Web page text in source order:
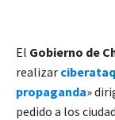
El Gobierno de
realizar
propaganda»
pedido a los